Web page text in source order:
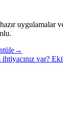
uygulamalar
→
var?